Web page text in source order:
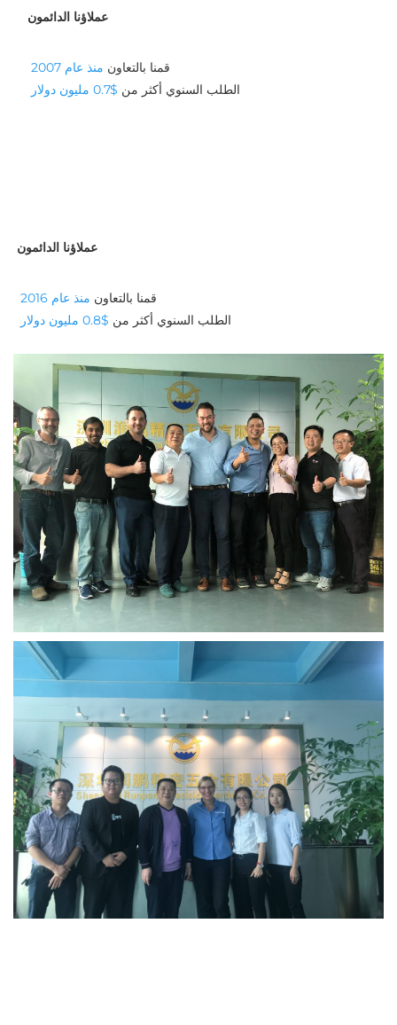
عملاؤنا الدائمون
قمنا بالتعاون منذ عام 2007
الطلب السنوي أكثر من $0.7 مليون دولار
عملاؤنا الدائمون
قمنا بالتعاون منذ عام 2016
الطلب السنوي أكثر من $0.8 مليون دولار